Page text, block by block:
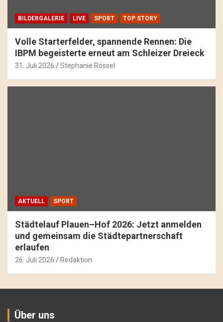
BILDERGALERIE LIVE SPORT TOP STORY
Volle Starterfelder, spannende Rennen: Die
IBPM begeisterte erneut am Schleizer Dreieck
31. Juli 2026 Stephanie Rössel
AKTUELL SPORT
Städtelauf Plauen–Hof 2026: Jetzt anmelden
und gemeinsam die Städtepartnerschaft
erlaufen
26. Juli 2026 Redaktion
Über uns